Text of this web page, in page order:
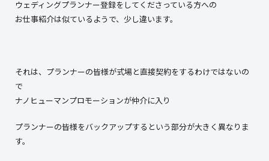
ウェディングプランナー登録をしてくださっている方への
お仕事紹介は似ているようで、少し違います。
それは、プランナーの皆様が式場と直接契約をするわけではないの
で
ナノヒューマンプロモーションが仲介に入り
プランナーの皆様をバックアップするという部分が大きく異なりま
す。